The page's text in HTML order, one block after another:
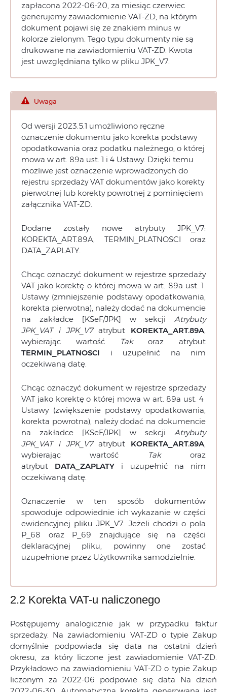
zapłacona 2022-06-20, za miesiąc czerwiec
generujemy zawiadomienie VAT-ZD, na którym
dokument pojawi się ze znakiem minus w
kolorze zielonym. Tego typu dokumenty nie są
drukowane na zawiadomieniu VAT-ZD. Kwota
jest uwzględniana tylko w pliku JPK_V7.
Uwaga
Od wersji 2023.5.1 umożliwiono ręczne
oznaczenie dokumentu jako korekta podstawy
opodatkowania oraz podatku należnego, o której
mowa w art. 89a ust. 1 i 4 Ustawy. Dzięki temu
możliwe jest oznaczenie wprowadzonych do
rejestru sprzedaży VAT dokumentów jako korekty
pierwotnej lub korekty powrotnej z pominięciem
załącznika VAT-ZD.
Dodane zostały nowe atrybuty JPK_V7:
KOREKTA_ART.89A, TERMIN_PLATNOSCI oraz
DATA_ZAPLATY.
Chcąc oznaczyć dokument w rejestrze sprzedaży
VAT jako korektę o której mowa w art. 89a ust. 1
Ustawy (zmniejszenie podstawy opodatkowania,
korekta pierwotna), należy dodać na dokumencie
na zakładce [KSeF/JPK] w sekcji Atrybuty
JPK_VAT i JPK_V7atrybut KOREKTA_ART.89A,
wybierając wartość
Takoraz atrybut
TERMIN_PLATNOSCI i uzupełnić na nim
oczekiwaną datę.
Chcąc oznaczyć dokument w rejestrze sprzedaży
VAT jako korektę o której mowa w art. 89a ust. 4
Ustawy (zwiększenie podstawy opodatkowania,
korekta powrotna), należy dodać na dokumencie
na zakładce [KSeF/JPK] w sekcji Atrybuty
JPK_VAT i JPK_V7atrybut KOREKTA_ART.89A,
wybierając wartość
Takoraz
atrybut DATA_ZAPLATY i uzupełnić na nim
oczekiwaną datę.
Oznaczenie w ten sposób dokumentów
spowoduje odpowiednie ich wykazanie w części
ewidencyjnej pliku JPK_V7. Jeżeli chodzi o pola
P_68 oraz P_69 znajdujące się na części
deklaracyjnej pliku, powinny one zostać
uzupełnione przez Użytkownika samodzielnie.
2.2 Korekta VAT-u naliczonego
Postępujemy analogicznie jak w przypadku faktur
sprzedaży. Na zawiadomieniu VAT-ZD o typie Zakup
domyślnie podpowiada się data na ostatni dzień
okresu, za który liczone jest zawiadomienie VAT-ZD.
Przykładowo na zawiadomieniu VAT-ZD o typie Zakup
liczonym za 2022-06 podpowie się data Na dzień